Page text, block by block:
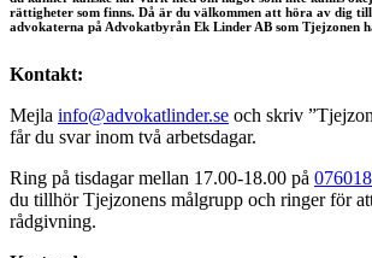
rättigheter som finns. Då är du välkommen att höra av dig
advokaterna på Advokatbyrån Ek Linder AB som Tjejzonen
Kontakt:
Mejla info@advokatlinder.se och skriv
får du svar inom två arbetsdagar.
Ring på tisdagar mellan 17.00-18.00 på
du tillhör Tjejzonens målgrupp och ringer för
rådgivning.